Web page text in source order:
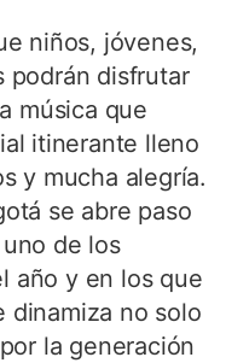
niños, jóvenes,
podrán disfrutar
música que
itinerante lleno
y mucha alegría.
se abre paso
de los
año y en los que
dinamiza no solo
la generación